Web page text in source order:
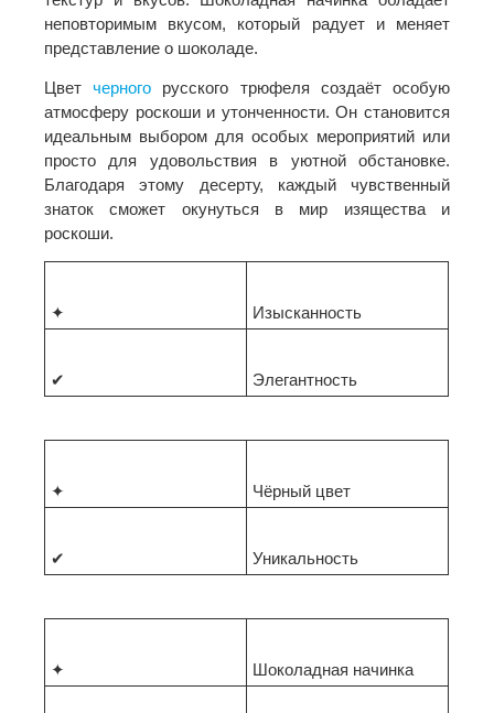
неповторимым вкусом, который радует и меняет
представление о шоколаде.
Цветчерного русского трюфеля создаёт особую
атмосферу роскоши и утонченности. Он становится
идеальным выбором для особых мероприятий или
просто для удовольствия в уютной обстановке.
Благодаря этому десерту, каждый чувственный
знаток сможет окунуться в мир изящества и
роскоши.
✦ Изысканность
✔ Элегантность
✦ Чёрный цвет
✔ Уникальность
✦ Шоколадная начинка